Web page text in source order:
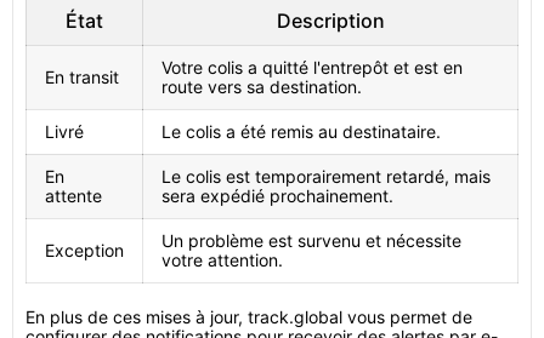
État Description
En transit
Votre colis a quitté l'entrepôt et est en
route vers sa destination.
Livré Le colis a été remis au destinataire.
En
attente
Le colis est temporairement retardé, mais
sera expédié prochainement.
Exception
Un problème est survenu et nécessite
votre attention.
En plus de ces mises à jour, track.global vous permet de